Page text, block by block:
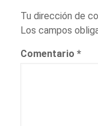
Tu dirección de
Los campos
Comentario *